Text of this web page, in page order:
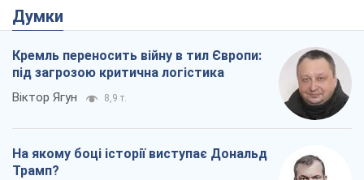
Думки
Кремль переносить війну в тил Європи:
під загрозою критична логістика
Віктор Ягун 8,9 т.
На якому боці історії виступає Дональд
Трамп?